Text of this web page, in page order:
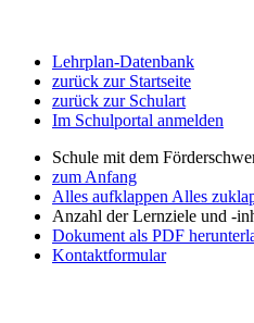
Lehrplan-Datenbank
zurück zur Startseite
zurück zur Schulart
Im Schulportal anmelden
Schule mit dem
zum Anfang
Alles aufklappen Alles
Anzahl der Lernziele und -
Dokument als PDF
Kontaktformular